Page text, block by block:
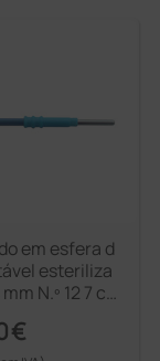
em esfera d
esteriliza
N.º 12 7 c
€